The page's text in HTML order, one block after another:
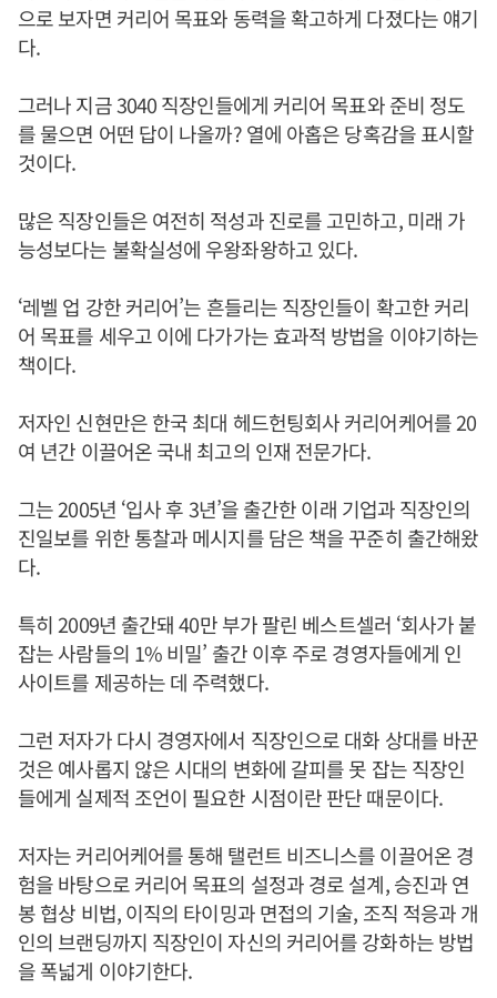
으로 보자면 커리어 목표와 동력을 확고하게 다졌다는 얘기
다.
그러나 지금 3040 직장인들에게 커리어 목표와 준비 정도
를 물으면 어떤 답이 나올까? 열에 아홉은 당혹감을 표시할
것이다.
많은 직장인들은 여전히 적성과 진로를 고민하고, 미래 가
능성보다는 불확실성에 우왕좌왕하고 있다.
‘레벨 업 강한 커리어’는 흔들리는 직장인들이 확고한 커리
어 목표를 세우고 이에 다가가는 효과적 방법을 이야기하는
책이다.
저자인 신현만은 한국 최대 헤드헌팅회사 커리어케어를 20
여 년간 이끌어온 국내 최고의 인재 전문가다.
그는 2005년 ‘입사 후 3년’을 출간한 이래 기업과 직장인의
진일보를 위한 통찰과 메시지를 담은 책을 꾸준히 출간해왔
다.
특히 2009년 출간돼 40만 부가 팔린 베스트셀러 ‘회사가 붙
잡는 사람들의 1% 비밀’ 출간 이후 주로 경영자들에게 인
사이트를 제공하는 데 주력했다.
그런 저자가 다시 경영자에서 직장인으로 대화 상대를 바꾼
것은 예사롭지 않은 시대의 변화에 갈피를 못 잡는 직장인
들에게 실제적 조언이 필요한 시점이란 판단 때문이다.
저자는 커리어케어를 통해 탤런트 비즈니스를 이끌어온 경
험을 바탕으로 커리어 목표의 설정과 경로 설계, 승진과 연
봉 협상 비법, 이직의 타이밍과 면접의 기술, 조직 적응과 개
인의 브랜딩까지 직장인이 자신의 커리어를 강화하는 방법
을 폭넓게 이야기한다.